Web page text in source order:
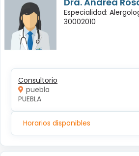
Especialidad:
30002010
Consultorio
puebla
PUEBLA
Horarios disponibles